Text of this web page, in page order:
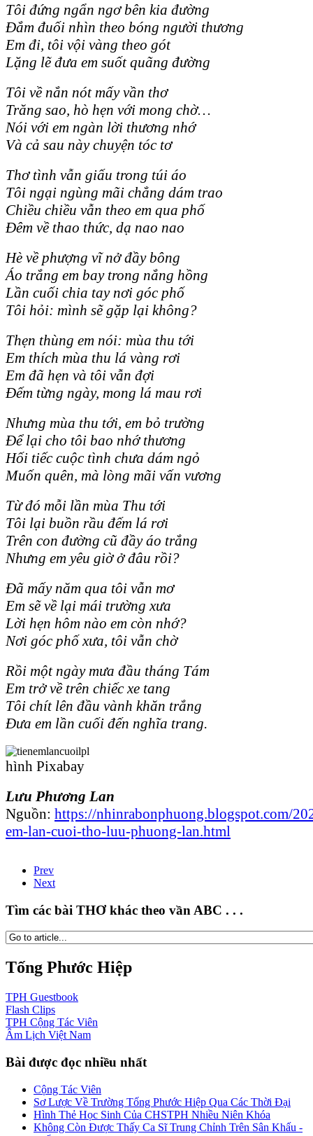
Tôi đứng ngẩn ngơ bên kia đường
Đắm đuối nhìn theo bóng người thương
Em đi, tôi vội vàng theo gót
Lặng lẽ đưa em suốt quãng đường
Tôi về nắn nót mấy vần thơ
Trăng sao, hò hẹn với mong chờ…
Nói với em ngàn lời thương nhớ
Và cả sau này chuyện tóc tơ
Thơ tình vẫn giấu trong túi áo
Tôi ngại ngùng mãi chẳng dám trao
Chiều chiều vẫn theo em qua phố
Đêm về thao thức, dạ nao nao
Hè về phượng vĩ nở đầy bông
Áo trắng em bay trong nắng hồng
Lần cuối chia tay nơi góc phố
Tôi hỏi: mình sẽ gặp lại không?
Thẹn thùng em nói: mùa thu tới
Em thích mùa thu lá vàng rơi
Em đã hẹn và tôi vẫn đợi
Đếm từng ngày, mong lá mau rơi
Nhưng mùa thu tới, em bỏ trường
Để lại cho tôi bao nhớ thương
Hối tiếc cuộc tình chưa dám ngỏ
Muốn quên, mà lòng mãi vấn vương
Từ đó mỗi lần mùa Thu tới
Tôi lại buồn rầu đếm lá rơi
Trên con đường cũ đầy áo trắng
Nhưng em yêu giờ ở đâu rồi?
Đã mấy năm qua tôi vẫn mơ
Em sẽ về lại mái trường xưa
Lời hẹn hôm nào em còn nhớ?
Nơi góc phố xưa, tôi vẫn chờ
Rồi một ngày mưa đầu tháng Tám
Em trở về trên chiếc xe tang
Tôi chít lên đầu vành khăn trắng
Đưa em lần cuối đến nghĩa trang.
hình Pixabay
Lưu Phương Lan
Nguồn: https://nhinrabonphuong.blogspot.com/
em-lan-cuoi-tho-luu-phuong-lan.html
Prev
Next
Tìm các bài THƠ khác theo vần ABC . . .
Tống Phước Hiệp
TPH Guestbook
Flash Clips
TPH Cộng Tác Viên
Âm Lịch Việt Nam
Bài được đọc nhiều nhất
Cộng Tác Viên
Sơ Lược Về Trường Tống Phước Hiệp Qua Các Thời Đại
Hình Thẻ Học Sinh Của CHSTPH Nhiều Niên Khóa
Không Còn Được Thấy Ca Sĩ Trung Chỉnh Trên Sân Khấu -